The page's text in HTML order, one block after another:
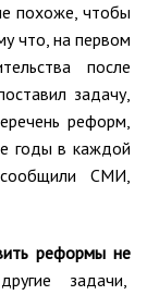
похоже, чтобы
что, на первом
после
задачу,
реформ,
годы в каждой
СМИ,
реформы не
задачи,